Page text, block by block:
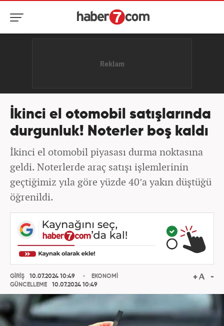
İkinci el otomobil satışlarında
durgunluk! Noterler boş kaldı
İkinci el otomobil piyasası durma noktasına
geldi. Noterlerde araç satışı işlemlerinin
geçtiğimiz yıla göre yüzde 40’a yakın düştüğü
öğrenildi.
GİRİŞ
10.07.2024 10:49
GÜNCELLEME
10.07.2024 10:49
EKONOMİ